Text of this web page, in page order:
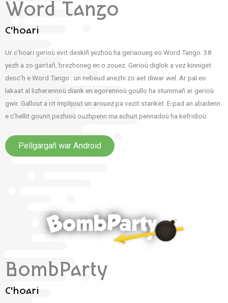
Word Tango
C'hoari
Ur c’hoari gerioù evit deskiñ yezhoù ha geriaoueg eo Word Tango. 38
yezh a zo gantañ, brezhoneg en o zouez. Gerioù diglok a vez kinniget
deoc’h e Word Tango : un nebeud anezhi zo aet diwar wel. Ar pal eo
lakaat al lizherennoù diank en egorennoù goullo ha stummañ ar gerioù
gwir. Gallout a rit implijout un arouez pa vezit stanket. E-pad an abadenn
e c’hellit gounit pezhioù ouzhpenn ma echuit pennadoù ha kefridioù.
Pellgargañ war Android
BombParty
C'hoari